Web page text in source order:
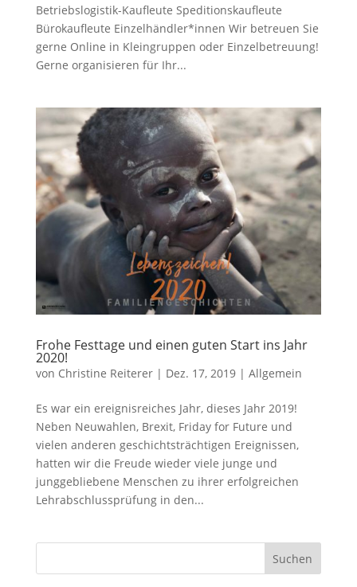
Betriebslogistik-Kaufleute Speditionskaufleute
Bürokaufleute Einzelhändler*innen Wir betreuen Sie
gerne Online in Kleingruppen oder Einzelbetreuung!
Gerne organisieren für Ihr...
Frohe Festtage und einen guten Start ins Jahr
2020!
von Christine Reiterer| Dez. 17, 2019| Allgemein
Es war ein ereignisreiches Jahr, dieses Jahr 2019!
Neben Neuwahlen, Brexit, Friday for Future und
vielen anderen geschichtsträchtigen Ereignissen,
hatten wir die Freude wieder viele junge und
junggebliebene Menschen zu ihrer erfolgreichen
Lehrabschlussprüfung in den...